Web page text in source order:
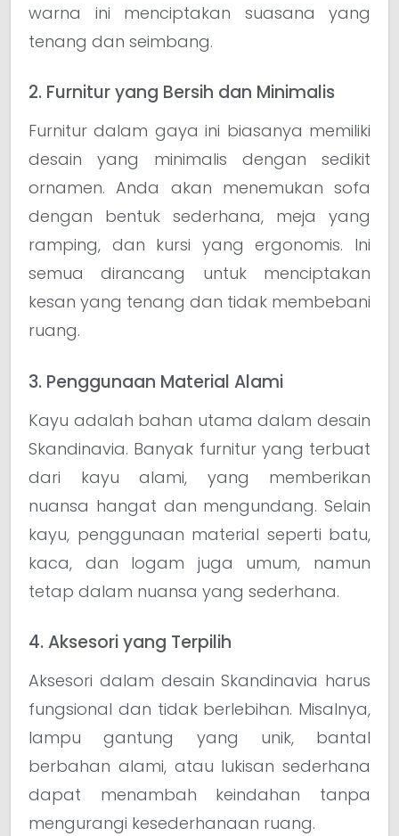
warna ini menciptakan suasana yang
tenang dan seimbang.
2. Furnitur yang Bersih dan Minimalis
Furnitur dalam gaya ini biasanya memiliki
desain yang minimalis dengan sedikit
ornamen. Anda akan menemukan sofa
dengan bentuk sederhana, meja yang
ramping, dan kursi yang ergonomis. Ini
semua dirancang untuk menciptakan
kesan yang tenang dan tidak membebani
ruang.
3. Penggunaan Material Alami
Kayu adalah bahan utama dalam desain
Skandinavia. Banyak furnitur yang terbuat
dari kayu alami, yang memberikan
nuansa hangat dan mengundang. Selain
kayu, penggunaan material seperti batu,
kaca, dan logam juga umum, namun
tetap dalam nuansa yang sederhana.
4. Aksesori yang Terpilih
Aksesori dalam desain Skandinavia harus
fungsional dan tidak berlebihan. Misalnya,
lampu gantung yang unik, bantal
berbahan alami, atau lukisan sederhana
dapat menambah keindahan tanpa
mengurangi kesederhanaan ruang.